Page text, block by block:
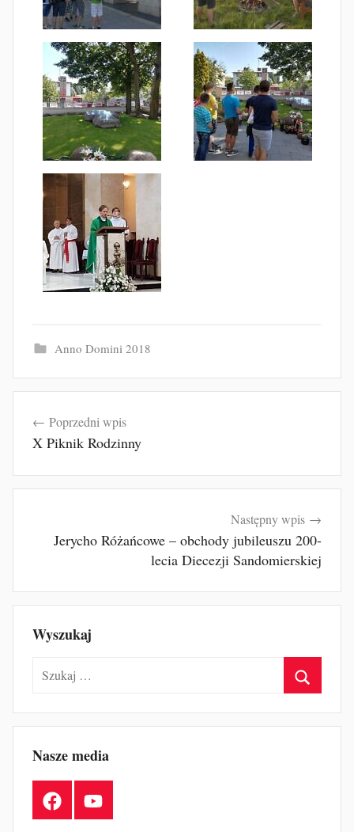
Anno Domini 2018
wpisuPoprzedni wpis
X Piknik Rodzinny
Następny wpis
Jerycho Różańcowe – obchody jubileuszu 200-
lecia Diecezji Sandomierskiej
Wyszukaj
Szukaj:
Nasze media
FacebookYouTube